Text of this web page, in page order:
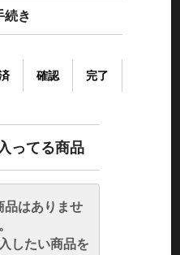
続き
確認 完了
ってる商品
品はありませ
したい商品を